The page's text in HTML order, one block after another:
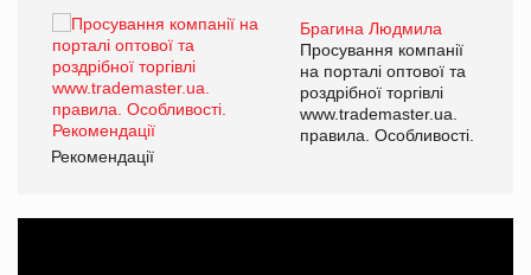
Брагина Людмила
Просування компанії
на порталі оптової та
роздрібної торгівлі
www.trademaster.ua.
правила. Особливості.
Рекомендації